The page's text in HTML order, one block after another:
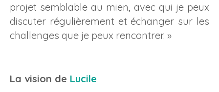
projet semblable au mien, avec qui je peux
discuter régulièrement et échanger sur les
challenges que je peux rencontrer. »
La vision de Lucile